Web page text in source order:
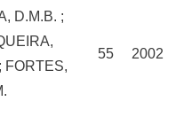
D.M.B. ;
FORTES,
55 2002